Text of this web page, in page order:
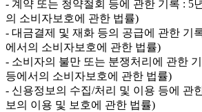
- 계약 또는 청약철회 등에 관한 기록 : 5
의 소비자보호에 관한 법률)
- 대금결제 및 재화 등의 공급에 관한 기
에서의 소비자보호에 관한 법률)
- 소비자의 불만 또는 분쟁처리에 관한
등에서의 소비자보호에 관한 법률)
- 신용정보의 수집/처리 및 이용 등에 관
보의 이용 및 보호에 관한 법률)